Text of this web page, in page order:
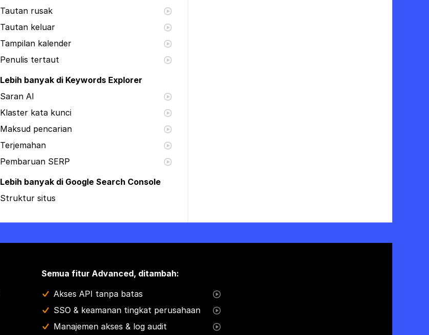
Tautan rusak
Tautan keluar
Tampilan kalender
Penulis tertaut
Lebih banyak di Keywords Explorer
Saran AI
Klaster kata kunci
Maksud pencarian
Terjemahan
Pembaruan SERP
Lebih banyak di Google Search Console
Struktur situs
Semua fitur Advanced, ditambah:
Akses API tanpa batas
SSO & keamanan tingkat perusahaan
Manajemen akses & log audit